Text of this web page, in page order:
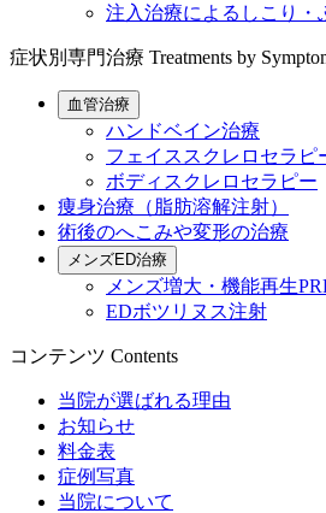
注入治療によるしこり・
症状別専門治療 Treatments by
血管治療
ハンドベイン治療
フェイススクレロセラピ
ボディスクレロセラピー
痩身治療（脂肪溶解注射）
術後のへこみや変形の治療
メンズED治療
メンズ増大・機能再生
EDボツリヌス注射
コンテンツ Contents
当院が選ばれる理由
お知らせ
料金表
症例写真
当院について